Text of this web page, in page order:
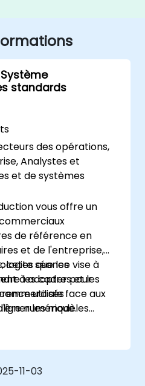
standards
des opérations,
Analystes et
et de systèmes
vous offre un
de référence en
et de l'entreprise,
que les
à adopter pour
face aux
numérique.
cette séance vise à
les cadres et les
utilisés
les modèles
informatiques, en
du paysage
11-03